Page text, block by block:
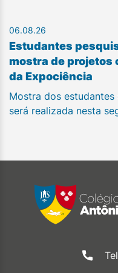
06.08.26
Estudantes
mostra de projetos
da Expociência
Mostra dos estudantes
será realizada nesta